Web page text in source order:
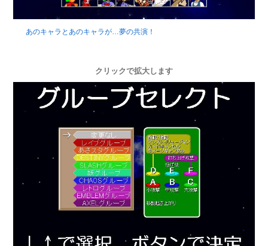
あのキャラとあのキャラが…夢の共演！
クリックで拡大します